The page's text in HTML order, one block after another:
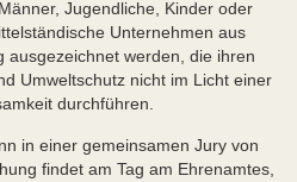
Jugendliche, Kinder oder
Unternehmen aus
ausgezeichnet werden, die ihren
Umweltschutz nicht im Licht einer
durchführen.
in einer gemeinsamen Jury von
findet am Tag am Ehrenamtes,